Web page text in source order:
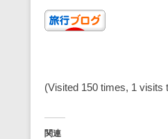
(Visited 150 times, 1 visits
関連